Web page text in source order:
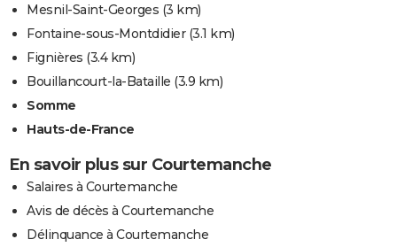
Mesnil-Saint-Georges (3 km)
Fontaine-sous-Montdidier(3.1 km)
Fignières (3.4 km)
Bouillancourt-la-Bataille (3.9 km)
Somme
Hauts-de-France
En savoir plus sur Courtemanche
Salaires à Courtemanche
Avis de décès à Courtemanche
Délinquance à Courtemanche